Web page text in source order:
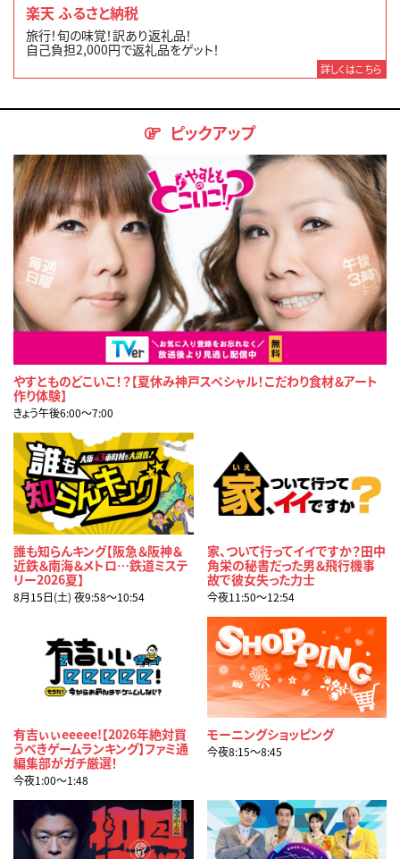
楽天 ふるさと納税
旅行！旬の味覚！訳あり返礼品！
自己負担2,000円で返礼品をゲット！
詳しくはこちら
ピックアップ
やすとものどこいこ！？【夏休み神戸スペシャル！こだわり食材＆アート
作り体験】
きょう午後6:00〜7:00
誰も知らんキング【阪急＆阪神＆
近鉄＆南海＆メトロ…鉄道ミステ
リー2026夏】
8月15日(土) 夜9:58〜10:54
家、ついて行ってイイですか？田中
角栄の秘書だった男＆飛行機事
故で彼女失った力士
今夜11:50〜12:54
有吉ぃぃeeeee!【2026年絶対買
うべきゲームランキング】ファミ通
編集部がガチ厳選！
今夜1:00〜1:48
モーニングショッピング
今夜8:15〜8:45